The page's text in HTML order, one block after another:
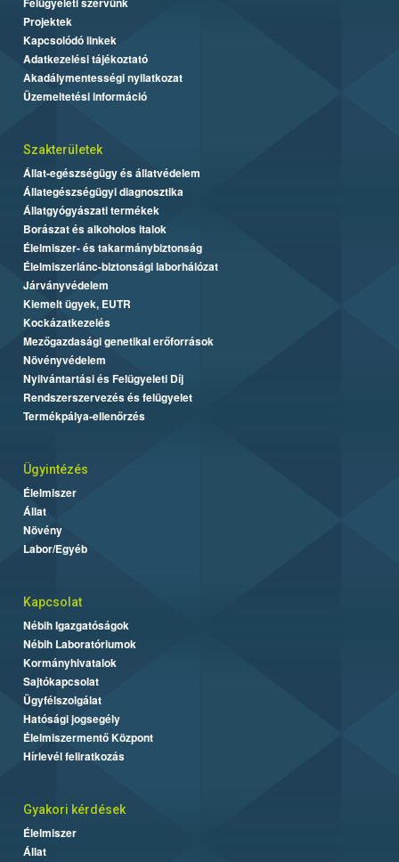
Projektek
Kapcsolódó linkek
Adatkezelési tájékoztató
Akadálymentességi nyilatkozat
Üzemeltetési információ
Szakterületek
Állat-egészségügy és állatvédelem
Állategészségügyi diagnosztika
Állatgyógyászati termékek
Borászat és alkoholos italok
Élelmiszer- és takarmánybiztonság
Élelmiszerlánc-biztonsági laborhálózat
Járványvédelem
Kiemelt ügyek, EUTR
Kockázatkezelés
Mezőgazdasági genetikai erőforrások
Növényvédelem
Nyilvántartási és Felügyeleti Díj
Rendszerszervezés és felügyelet
Termékpálya-ellenőrzés
Ügyintézés
Élelmiszer
Állat
Növény
Labor/Egyéb
Kapcsolat
Nébih Igazgatóságok
Nébih Laboratóriumok
Kormányhivatalok
Sajtókapcsolat
Ügyfélszolgálat
Hatósági jogsegély
Élelmiszermentő Központ
Hírlevél feliratkozás
Gyakori kérdések
Élelmiszer
Állat